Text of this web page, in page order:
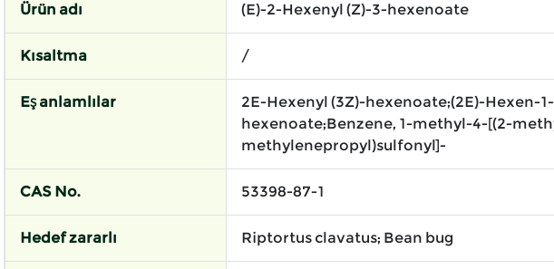
Ürün adı (E)-2-Hexenyl (Z)-3-hexenoate
Kısaltma /
Eş anlamlılar
2E-Hexenyl (3Z)-hexenoate;(2E)-Hexen-
hexenoate;Benzene, 1-methyl-4-[(2-
methylenepropyl)sulfonyl]-
CAS No. 53398-87-1
Hedef zararlı Riptortus clavatus; Bean bug